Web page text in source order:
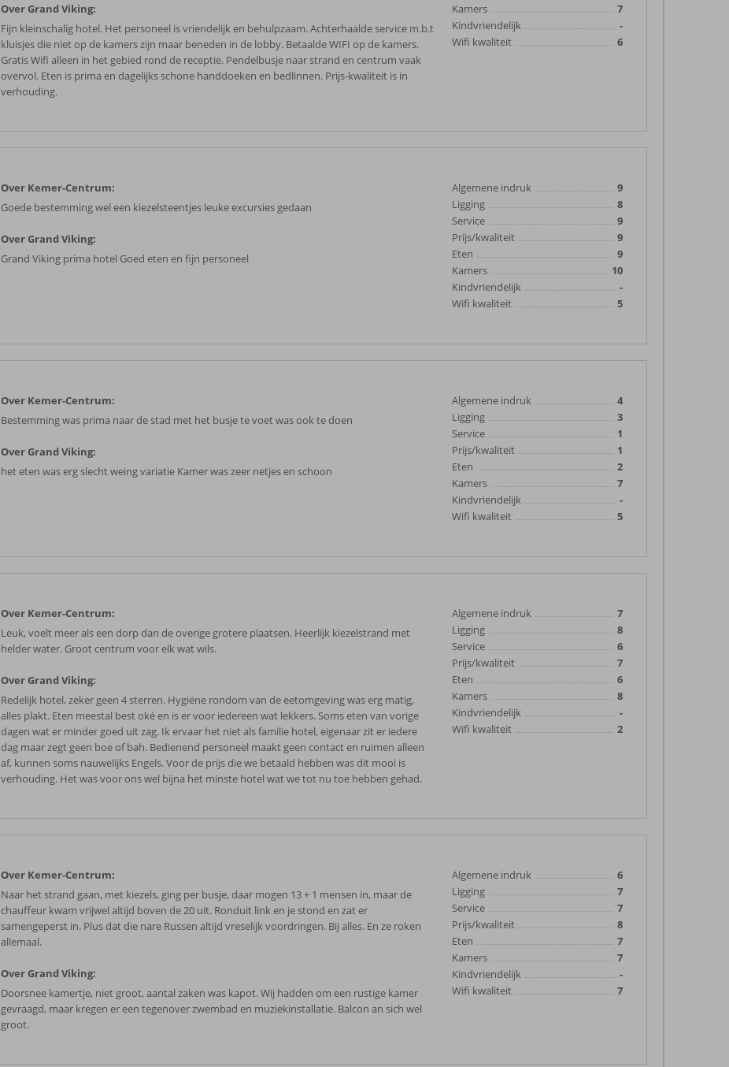
Over Grand Viking:
Fijn kleinschalig hotel. Het personeel is vriendelijk en behulpzaam. Achterhaalde service m.b.t
kluisjes die niet op de kamers zijn maar beneden in de lobby. Betaalde WIFI op de kamers.
Gratis Wifi alleen in het gebied rond de receptie. Pendelbusje naar strand en centrum vaak
overvol. Eten is prima en dagelijks schone handdoeken en bedlinnen. Prijs-kwaliteit is in
verhouding.
Kamers
7
Kindvriendelijk
-
Wifi kwaliteit
6
Over Kemer-Centrum:
Goede bestemming wel een kiezelsteentjes leuke excursies gedaan
Over Grand Viking:
Grand Viking prima hotel Goed eten en fijn personeel
Algemene indruk
9
Ligging
8
Service
9
Prijs/kwaliteit
9
Eten
9
Kamers
10
Kindvriendelijk
-
Wifi kwaliteit
5
Over Kemer-Centrum:
Bestemming was prima naar de stad met het busje te voet was ook te doen
Over Grand Viking:
het eten was erg slecht weing variatie Kamer was zeer netjes en schoon
Algemene indruk
4
Ligging
3
Service
1
Prijs/kwaliteit
1
Eten
2
Kamers
7
Kindvriendelijk
-
Wifi kwaliteit
5
Over Kemer-Centrum:
Leuk, voelt meer als een dorp dan de overige grotere plaatsen. Heerlijk kiezelstrand met
helder water. Groot centrum voor elk wat wils.
Over Grand Viking:
Redelijk hotel, zeker geen 4 sterren. Hygiëne rondom van de eetomgeving was erg matig,
alles plakt. Eten meestal best oké en is er voor iedereen wat lekkers. Soms eten van vorige
dagen wat er minder goed uit zag. Ik ervaar het niet als familie hotel, eigenaar zit er iedere
dag maar zegt geen boe of bah. Bedienend personeel maakt geen contact en ruimen alleen
af, kunnen soms nauwelijks Engels. Voor de prijs die we betaald hebben was dit mooi is
verhouding. Het was voor ons wel bijna het minste hotel wat we tot nu toe hebben gehad.
Algemene indruk
7
Ligging
8
Service
6
Prijs/kwaliteit
7
Eten
6
Kamers
8
Kindvriendelijk
-
Wifi kwaliteit
2
Over Kemer-Centrum:
Naar het strand gaan, met kiezels, ging per busje, daar mogen 13 + 1 mensen in, maar de
chauffeur kwam vrijwel altijd boven de 20 uit. Ronduit link en je stond en zat er
samengeperst in. Plus dat die nare Russen altijd vreselijk voordringen. Bij alles. En ze roken
allemaal.
Over Grand Viking:
Doorsnee kamertje, niet groot, aantal zaken was kapot. Wij hadden om een rustige kamer
gevraagd, maar kregen er een tegenover zwembad en muziekinstallatie. Balcon an sich wel
groot.
Algemene indruk
6
Ligging
7
Service
7
Prijs/kwaliteit
8
Eten
7
Kamers
7
Kindvriendelijk
-
Wifi kwaliteit
7